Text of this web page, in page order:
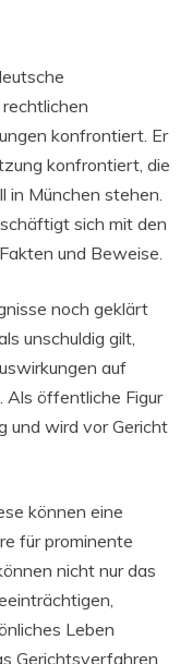
konfrontiert. Er
konfrontiert, die
in München stehen.
sich mit den
und Beweise.
noch geklärt
unschuldig gilt,
auf
Als öffentliche Figur
und wird vor Gericht
können eine
für prominente
nicht nur das
Leben
Gerichtsverfahren